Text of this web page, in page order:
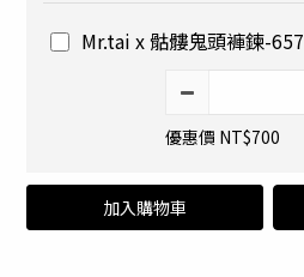
Mr.tai x 骷髏鬼頭褲鍊-657
優惠價 NT$700
加入購物車